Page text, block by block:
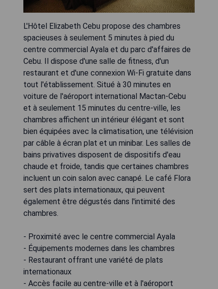
L'Hôtel Elizabeth Cebu propose des chambres
spacieuses à seulement 5 minutes à pied du
centre commercial Ayala et du parc d'affaires de
Cebu. Il dispose d'une salle de fitness, d'un
restaurant et d'une connexion Wi-Fi gratuite dans
tout l'établissement. Situé à 30 minutes en
voiture de l'aéroport international Mactan-Cebu
et à seulement 15 minutes du centre-ville, les
chambres affichent un intérieur élégant et sont
bien équipées avec la climatisation, une télévision
par câble à écran plat et un minibar. Les salles de
bains privatives disposent de dispositifs d'eau
chaude et froide, tandis que certaines chambres
incluent un coin salon avec canapé. Le café Flora
sert des plats internationaux, qui peuvent
également être dégustés dans l'intimité des
chambres.
- Proximité avec le centre commercial Ayala
- Équipements modernes dans les chambres
- Restaurant offrant une variété de plats
internationaux
- Accès facile au centre-ville et à l'aéroport